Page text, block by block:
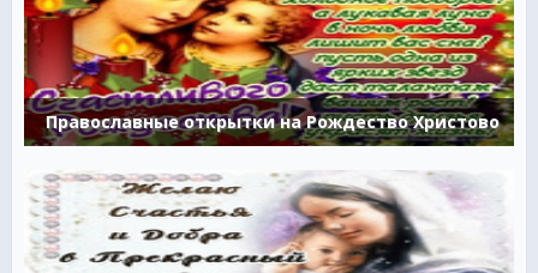
Православные открытки на Рождество Христово